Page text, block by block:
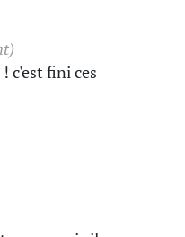
c'est fini ces